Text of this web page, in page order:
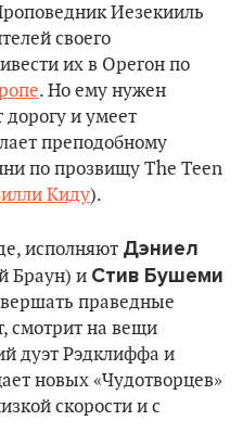
Иезекииль
своего
их в Орегон по
. Но ему нужен
и умеет
преподобному
по прозвищу The Teen
Киду).
исполняют Дэниeл
Браун) и Стив Бушеми
праведные
смотрит на вещи
дуэт Рэдклиффа и
новых «Чудотворцев»
скорости и с